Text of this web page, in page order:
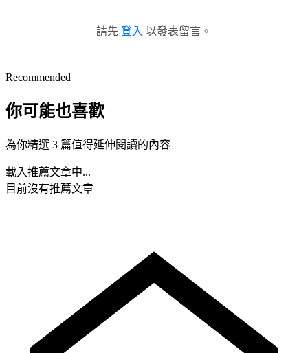
請先 登入 以發表留言。
Recommended
你可能也喜歡
為你精選 3 篇值得延伸閱讀的內容
載入推薦文章中...
目前沒有推薦文章